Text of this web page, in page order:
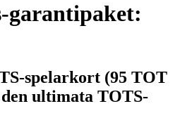
garantipaket:
spelarkort (95 TOT
ultimata TOTS-